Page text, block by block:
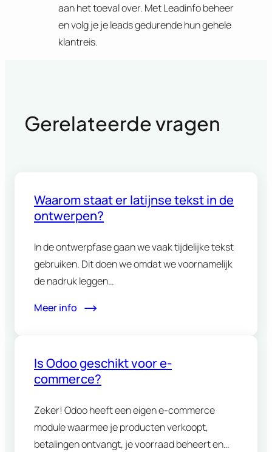
aan het toeval over. Met Leadinfo beheer
en volg je je leads gedurende hun gehele
klantreis.
Gerelateerde vragen
Waarom staat er latijnse tekst in de
ontwerpen?
In de ontwerpfase gaan we vaak tijdelijke tekst
gebruiken. Dit doen we omdat we voornamelijk
de nadruk leggen…
Meer info
Is Odoo geschikt voor e-
commerce?
Zeker! Odoo heeft een eigen e-commerce
module waarmee je producten verkoopt,
betalingen ontvangt, je voorraad beheert en